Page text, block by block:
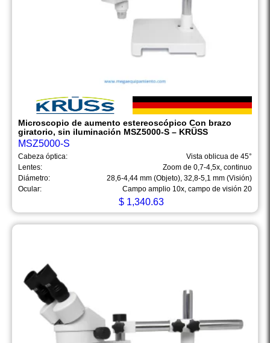
Microscopio de aumento estereoscópico Con brazo
giratorio, sin iluminación MSZ5000-S – KRÜSS
MSZ5000-S
Cabeza óptica:
Vista oblicua de 45°
Lentes:
Zoom de 0,7-4,5x, continuo
Diámetro:
28,6-4,44 mm (Objeto), 32,8-5,1 mm (Visión)
Ocular:
Campo amplio 10x, campo de visión 20
$1,340.63